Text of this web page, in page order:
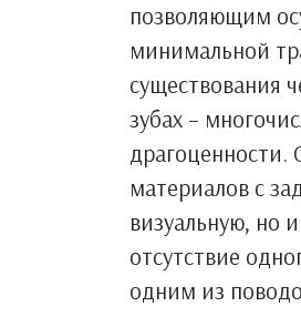
позволяющим
минимальной
существования
зубах –
драгоценности.
материалов с
визуальную, но
отсутствие
одним из